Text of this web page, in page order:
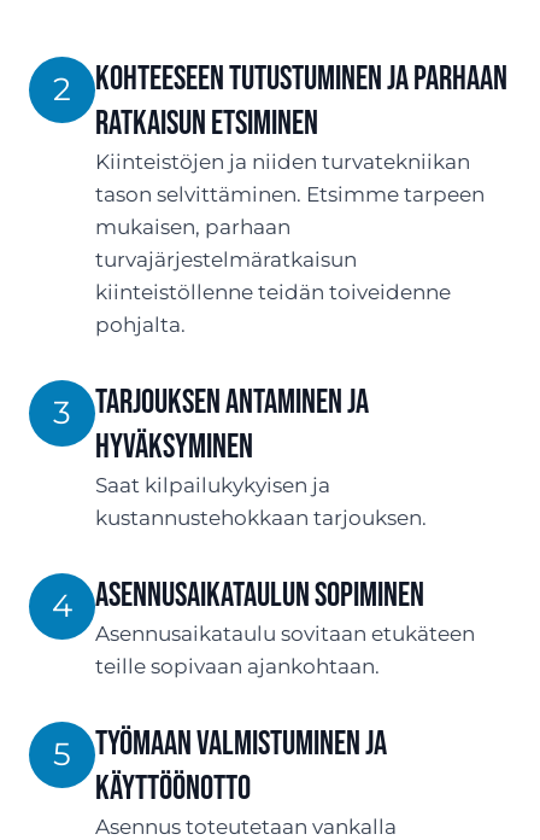
2
Kohteeseen tutustuminen ja parhaan
ratkaisun etsiminen
Kiinteistöjen ja niiden turvatekniikan
tason selvittäminen. Etsimme tarpeen
mukaisen, parhaan
turvajärjestelmäratkaisun
kiinteistöllenne teidän toiveidenne
pohjalta.
3
TARJOUksen antaminen ja
hyväksyminen
Saat kilpailukykyisen ja
kustannustehokkaan tarjouksen.
4 ASENNUSaikataulun sopiminen
Asennusaikataulu sovitaan etukäteen
teille sopivaan ajankohtaan.
5
Työmaan valmistuminen ja
käyttöönotto
Asennus toteutetaan vankalla